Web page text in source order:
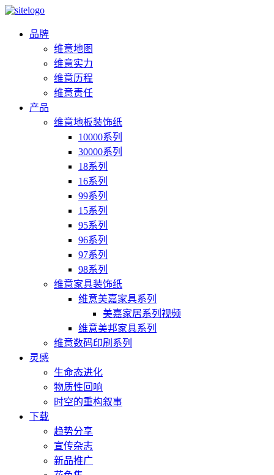
品牌
维意地图
维意实力
维意历程
维意责任
产品
维意地板装饰纸
10000系列
30000系列
18系列
16系列
99系列
15系列
95系列
96系列
97系列
98系列
维意家具装饰纸
维意美嘉家具系列
美嘉家居系列视频
维意美邦家具系列
维意数码印刷系列
灵感
生命态进化
物质性回响
时空的重构叙事
下载
趋势分享
宣传杂志
新品推广